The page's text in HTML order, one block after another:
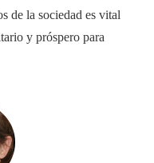
de la sociedad es vital
y próspero para